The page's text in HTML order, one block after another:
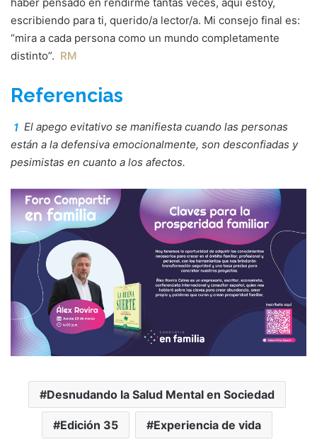
escribiendo para ti, querido/a lector/a. Mi consejo final es:
“mira a cada persona como un mundo completamente
distinto”. RM
Referencias
1 El apego evitativo se manifiesta cuando las personas
están a la defensiva emocionalmente, son desconfiadas y
pesimistas en cuanto a los afectos.
Desnudando la Salud Mental en Sociedad
Edición 35 Experiencia de vida